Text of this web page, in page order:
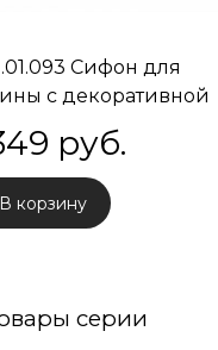
Сифон для
с декоративной
матовый
руб.
В корзину
серии